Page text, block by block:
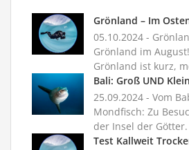
05.10.2024 -
Grönland im
Grönland ist kurz,
Bali: Groß UND
25.09.2024 - Vom
Mondfisch: Zu
der Insel der Götter.